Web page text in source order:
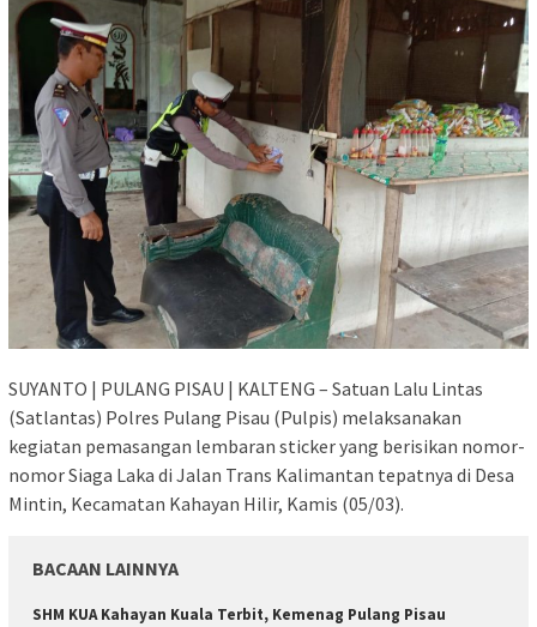
SUYANTO | PULANG PISAU | KALTENG – Satuan Lalu Lintas
(Satlantas) Polres Pulang Pisau (Pulpis) melaksanakan
kegiatan pemasangan lembaran sticker yang berisikan nomor-
nomor Siaga Laka di Jalan Trans Kalimantan tepatnya di Desa
Mintin, Kecamatan Kahayan Hilir, Kamis (05/03).
BACAAN LAINNYA
SHM KUA Kahayan Kuala Terbit, Kemenag Pulang Pisau